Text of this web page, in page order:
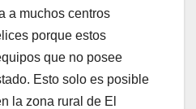
a muchos centros
porque estos
que no posee
Esto solo es posible
la zona rural de El